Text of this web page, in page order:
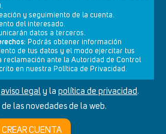
y seguimiento de la cuenta.
del interesado.
datos a terceros.
Podrás obtener información
de tus datos y el modo ejercitar tus
reclamación ante la Autoridad de Control
en nuestra Política de Privacidad.
aviso legal y la política de privacidad.
las novedades de la web.
CREAR CUENTA
Política de privacidad Política de cookies
Todos los derechos reservados